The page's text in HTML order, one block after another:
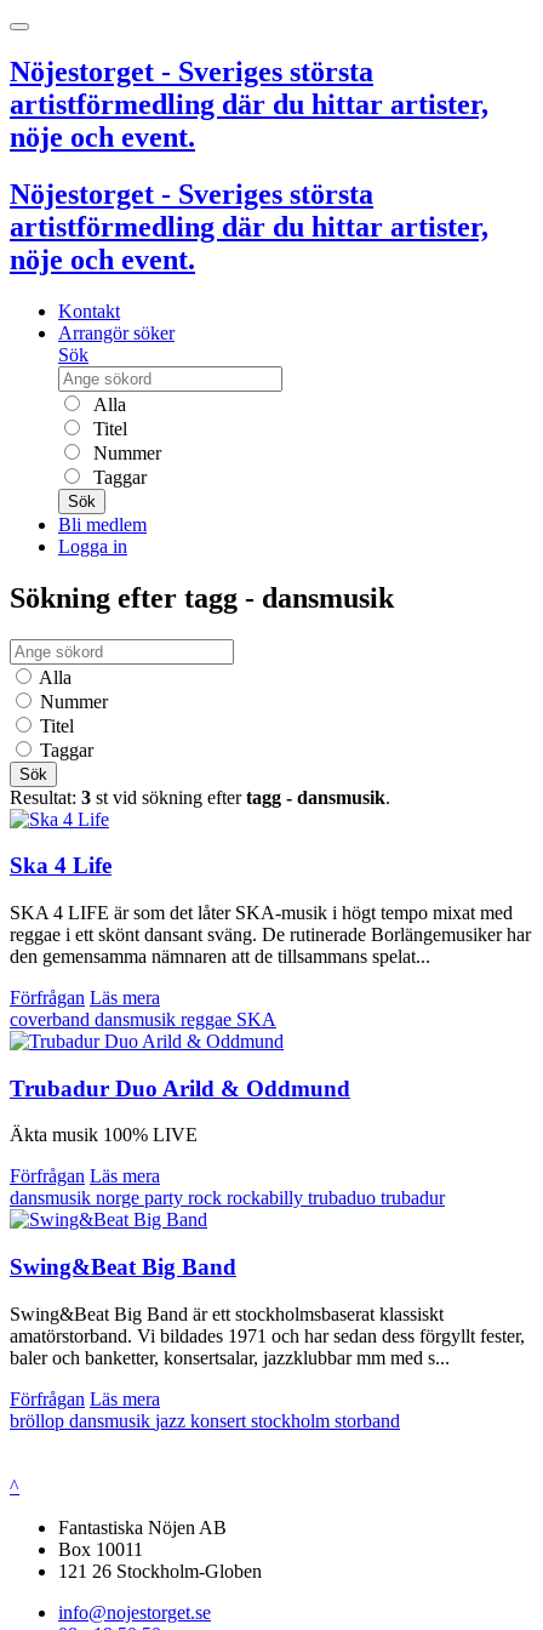
Nöjestorget - Sveriges största
artistförmedling där du hittar artister,
nöje och event.
Nöjestorget - Sveriges största
artistförmedling där du hittar artister,
nöje och event.
Kontakt
Arrangör söker
Sök
Alla
Titel
Nummer
Taggar
Sök
Bli medlem
Logga in
Sökning efter tagg - dansmusik
Alla
Nummer
Titel
Taggar
Sök
Resultat: 3 st vid sökning eftertagg - dansmusik.
Ska 4 Life
SKA 4 LIFE är som det låter SKA-musik i högt tempo mixat med
reggae i ett skönt dansant sväng. De rutinerade Borlängemusiker har
den gemensamma nämnaren att de tillsammans spelat...
Förfrågan Läs mera
coverband dansmusik reggae SKA
Trubadur Duo Arild & Oddmund
Äkta musik 100% LIVE
Förfrågan Läs mera
dansmusik norge party rock rockabilly trubaduo trubadur
Swing&Beat Big Band
Swing&Beat Big Band är ett stockholmsbaserat klassiskt
amatörstorband. Vi bildades 1971 och har sedan dess förgyllt fester,
baler och banketter, konsertsalar, jazzklubbar mm med s...
Förfrågan Läs mera
bröllop dansmusik jazz konsert stockholm storband
^
Fantastiska Nöjen AB
Box 10011
121 26 Stockholm-Globen
info@nojestorget.se